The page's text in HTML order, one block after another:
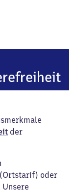
der
(Ortstarif) oder
Unsere